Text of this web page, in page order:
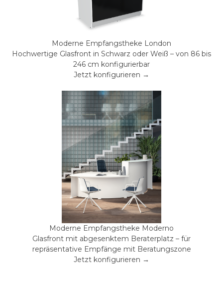
Moderne Empfangstheke London
Hochwertige Glasfront in Schwarz oder Weiß – von 86 bis
246 cm konfigurierbar
Jetzt konfigurieren →
Moderne Empfangstheke Moderno
Glasfront mit abgesenktem Beraterplatz – für
repräsentative Empfänge mit Beratungszone
Jetzt konfigurieren →